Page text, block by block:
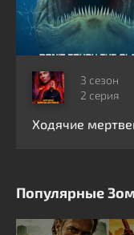
Новые серии
3 сезон
2 серия
Ходячие
Популярные